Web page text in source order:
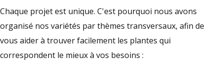
Chaque projet est unique. C'est pourquoi nous avons
organisé nos variétés par thèmes transversaux, afin de
vous aider à trouver facilement les plantes qui
correspondent le mieux à vos besoins :